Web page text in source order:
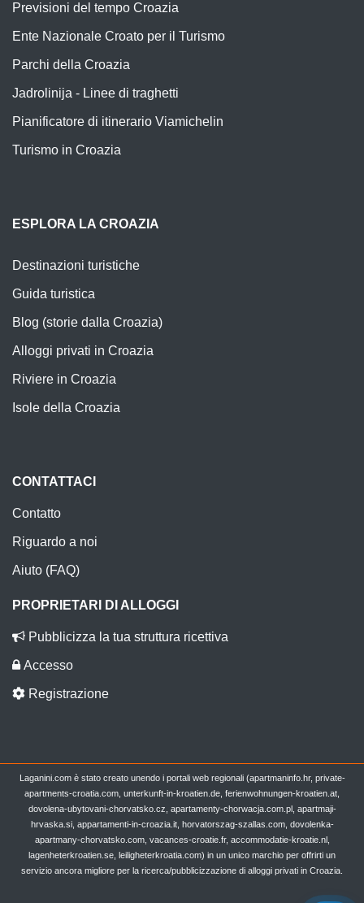
Previsioni del tempo Croazia
Ente Nazionale Croato per il Turismo
Parchi della Croazia
Jadrolinija - Linee di traghetti
Pianificatore di itinerario Viamichelin
Turismo in Croazia
ESPLORA LA CROAZIA
Destinazioni turistiche
Guida turistica
Blog (storie dalla Croazia)
Alloggi privati in Croazia
Riviere in Croazia
Isole della Croazia
CONTATTACI
Contatto
Riguardo a noi
Aiuto (FAQ)
PROPRIETARI DI ALLOGGI
Pubblicizza la tua struttura ricettiva
Accesso
Registrazione
Laganini.com è stato creato unendo i portali web regionali (apartmaninfo.hr, private-
apartments-croatia.com, unterkunft-in-kroatien.de, ferienwohnungen-kroatien.at,
dovolena-ubytovani-chorvatsko.cz, apartamenty-chorwacja.com.pl, apartmaji-
hrvaska.si, appartamenti-in-croazia.it, horvatorszag-szallas.com, dovolenka-
apartmany-chorvatsko.com, vacances-croatie.fr, accommodatie-kroatie.nl,
lagenheterkroatien.se, leiligheterkroatia.com) in un unico marchio per offrirti un
servizio ancora migliore per la ricerca/pubblicizzazione di alloggi privati in Croazia.